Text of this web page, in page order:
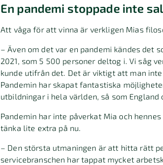
En pandemi stoppade inte
Att våga för att vinna är verkligen Mias
– Även om det var en pandemi kändes det
2021, som 5 500 personer deltog i. Vi såg
kunde utifrån det. Det är viktigt att man
Pandemin har skapat fantastiska
utbildningar i hela världen, så som England
Pandemin har inte påverkat Mia och
tänka lite extra på nu.
– Den största utmaningen är att hitta rätt
servicebranschen har tappat mycket